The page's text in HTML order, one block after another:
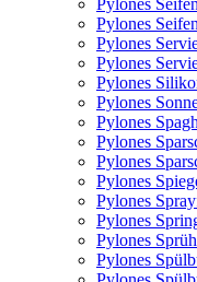
Pylones
Pylones
Pylones
Pylones
Pylones
Pylones
Pylones
Pylones
Pylones
Pylones
Pylones
Pylones
Pylones
Pylones